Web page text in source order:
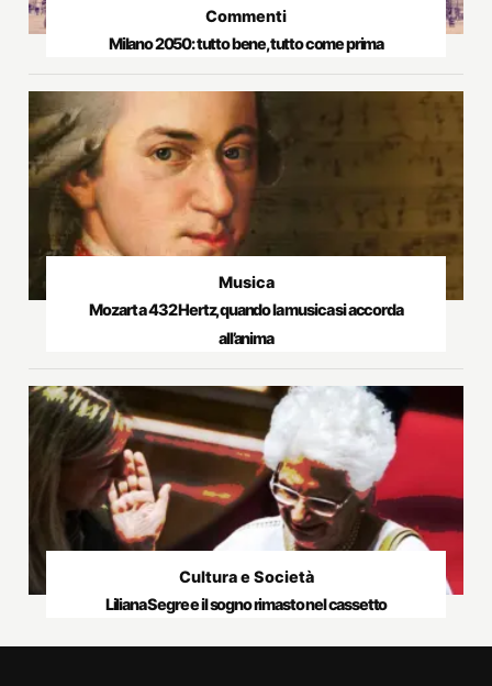
Commenti
Milano 2050: tutto bene, tutto come prima
Musica
Mozart a 432 Hertz, quando la musica si accorda
all’anima
Cultura e Società
Liliana Segre e il sogno rimasto nel cassetto